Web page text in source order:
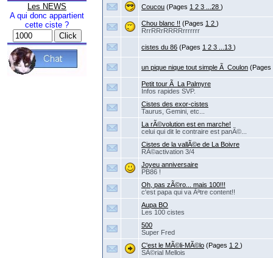
Les NEWS
A qui donc appartient
cette ciste ?
Coucou (Pages 1 2 3 ...28 )
Chou blanc !! (Pages 1 2 )
RrrRRrRRRRrrrrrrr
cistes du 86 (Pages 1 2 3 ...13 )
un pique nique tout simple Ã Coulon (Pages
Petit tour Ã La Palmyre
Infos rapides SVP.
Cistes des exor-cistes
Taurus, Gemini, etc...
La rÃ©volution est en marche!
celui qui dit le contraire est panÃ©...
Cistes de la vallÃ©e de La Boivre
RÃ©activation 3/4
Joyeu anniversaire
PB86 !
Oh, pas zÃ©ro... mais 100!!!
c'est papa qui va Ãªtre content!!
Aupa BO
Les 100 cistes
500
Super Fred
C'est le MÃ©li-MÃ©lo (Pages 1 2 )
SÃ©rial Mellois